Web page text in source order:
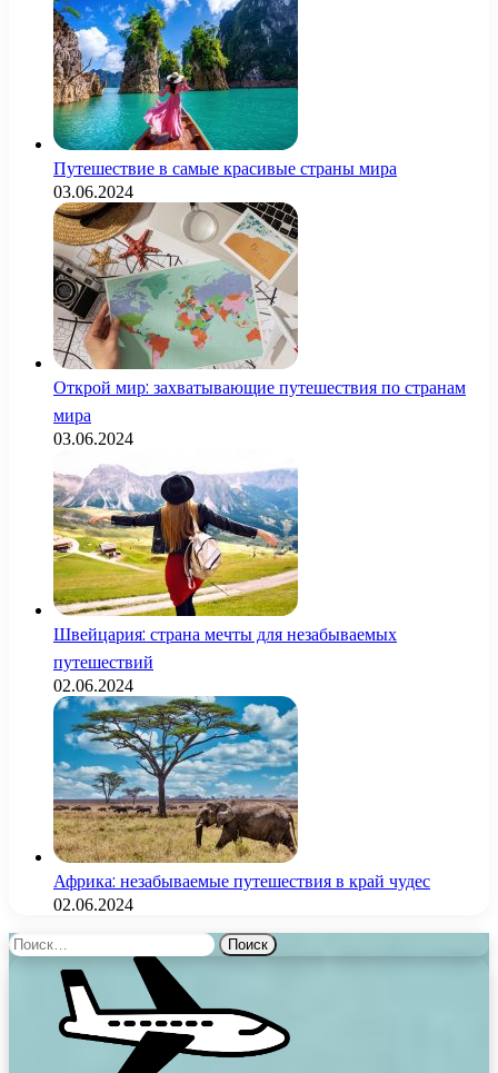
Путешествие в самые красивые страны мира
03.06.2024
Открой мир: захватывающие путешествия по странам
мира
03.06.2024
Швейцария: страна мечты для незабываемых
путешествий
02.06.2024
Африка: незабываемые путешествия в край чудес
02.06.2024
Найти: